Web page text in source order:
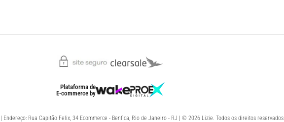
Plataforma de
E-commerce by
Endereço: Rua Capitão Felix, 34 Ecommerce - Benfica, Rio de Janeiro - RJ | © 2026 Lizie. Todos os direitos reservados.